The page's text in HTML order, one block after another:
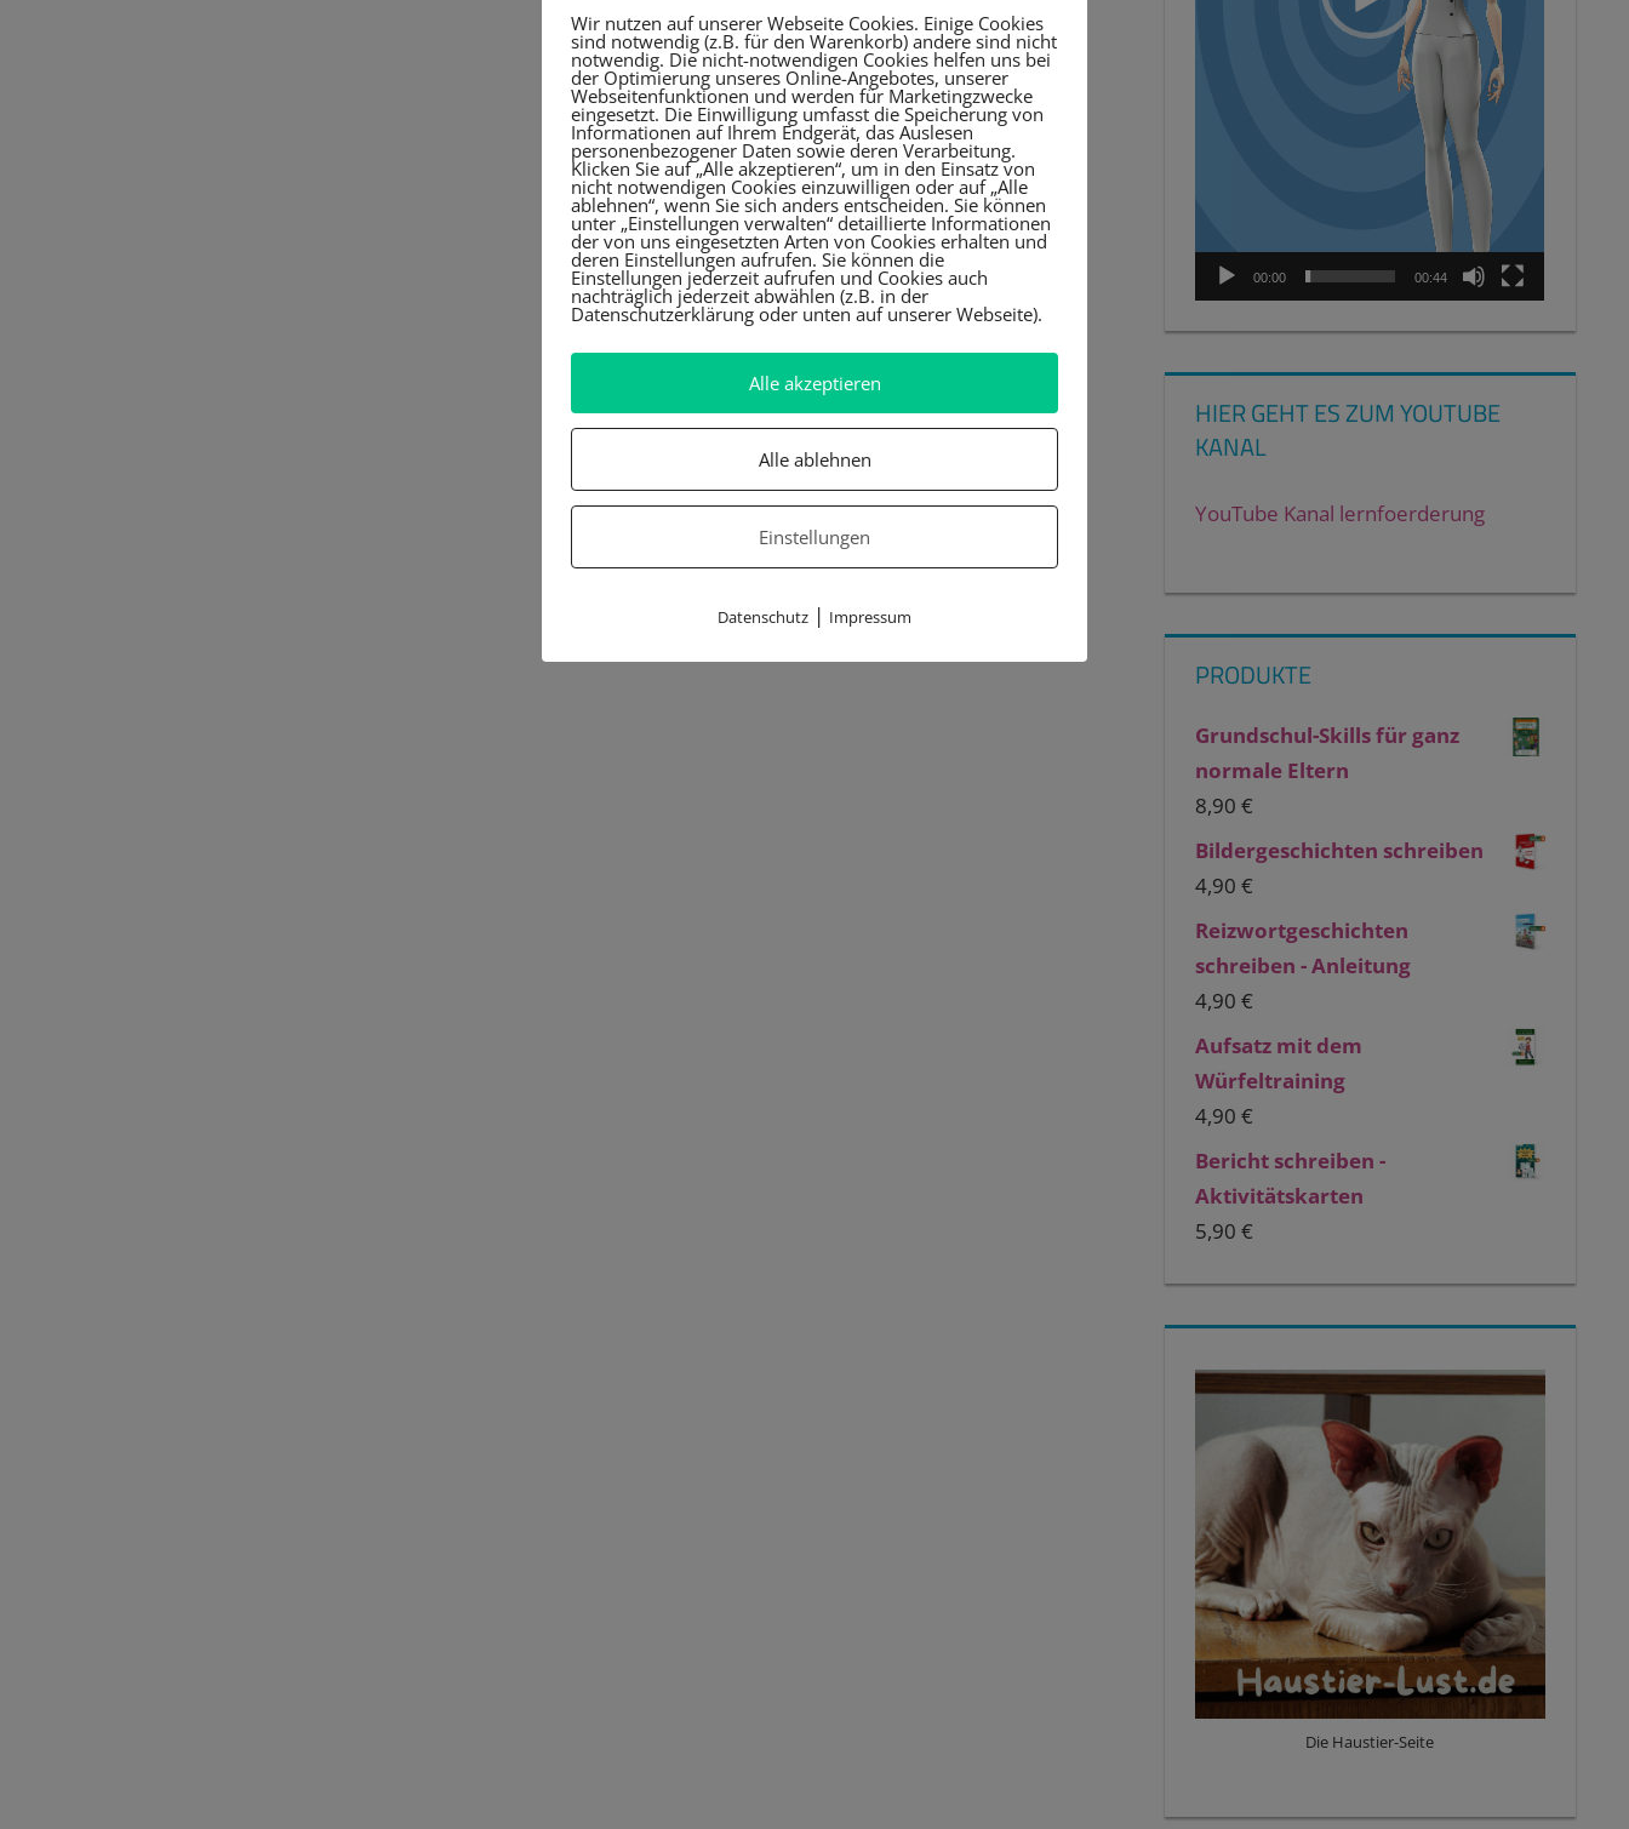
00:00 00:44
HIER GEHT ES ZUM YOUTUBE
KANAL
YouTube Kanal lernfoerderung
PRODUKTE
Grundschul-Skills für ganz
normale Eltern
8,90€
Bildergeschichten schreiben
4,90€
Reizwortgeschichten
schreiben - Anleitung
4,90€
Aufsatz mit dem
Würfeltraining
4,90€
Bericht schreiben -
Aktivitätskarten
5,90€
Die Haustier-Seite
Wir nutzen auf unserer Webseite Cookies. Einige Cookies
sind notwendig (z.B. für den Warenkorb) andere sind nicht
notwendig. Die nicht-notwendigen Cookies helfen uns bei
der Optimierung unseres Online-Angebotes, unserer
Webseitenfunktionen und werden für Marketingzwecke
eingesetzt. Die Einwilligung umfasst die Speicherung von
Informationen auf Ihrem Endgerät, das Auslesen
personenbezogener Daten sowie deren Verarbeitung.
Klicken Sie auf „Alle akzeptieren“, um in den Einsatz von
nicht notwendigen Cookies einzuwilligen oder auf „Alle
ablehnen“, wenn Sie sich anders entscheiden. Sie können
unter „Einstellungen verwalten“ detaillierte Informationen
der von uns eingesetzten Arten von Cookies erhalten und
deren Einstellungen aufrufen. Sie können die
Einstellungen jederzeit aufrufen und Cookies auch
nachträglich jederzeit abwählen (z.B. in der
Datenschutzerklärung oder unten auf unserer Webseite).
Alle akzeptieren
Alle ablehnen
Einstellungen
Datenschutz | Impressum